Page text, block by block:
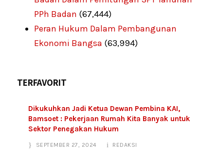
PPh Badan (67,444)
Peran Hukum Dalam Pembangunan
Ekonomi Bangsa (63,994)
TERFAVORIT
Dikukuhkan Jadi Ketua Dewan Pembina KAI,
Bamsoet : Pekerjaan Rumah Kita Banyak untuk
Sektor Penegakan Hukum
SEPTEMBER 27, 2024 REDAKSI